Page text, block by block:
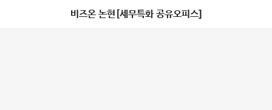
비즈온 논현[세무특화 공유오피스]